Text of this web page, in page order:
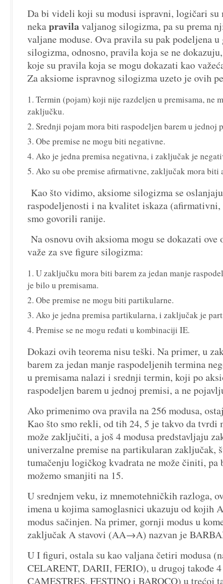
Da bi videli koji su modusi ispravni, logičari su
nekapravilavaljanog silogizma, pa su prema
valjane moduse. Ova pravila su pak podeljena
silogizma, odnosno, pravila koja se ne
koje su pravila koja se mogu dokazati kao
Za aksiome ispravnog silogizma uzeto je ovih
Termin (pojam) koji nije razdeljen u premisama, ne
zaključku.
Srednji pojam mora biti raspodeljen barem u jednoj
Obe premise ne mogu biti negativne.
Ako je jedna premisa negativna, i zaključak je
Ako su obe premise afirmativne, zaključak mora biti
Kao što vidimo, aksiome silogizma se
raspodeljenosti i na kvalitet iskaza
smo govorili ranije.
Na osnovu ovih aksioma mogu se dokazati ove
važe za sve figure silogizma:
U zaključku mora biti barem za jedan manje
je bilo u premisama.
Obe premise ne mogu biti partikularne.
Ako je jedna premisa partikularna, i zaključak je
Premise se ne mogu ređati u kombinaciji IE.
Dokazi ovih teorema nisu teški. Na primer, u
barem za jedan manje raspodeljenih termina
u premisama nalazi i srednji termin, koji po
raspodeljen barem u jednoj premisi, a ne
Ako primenimo ova pravila na 256 modusa,
Kao što smo rekli, od tih 24, 5 je takvo da tvrdi
može zaključiti, a još 4 modusa predstavljaju
univerzalne premise na partikularan zaključak,
tumačenju logičkog kvadrata ne može činiti, pa
možemo smanjiti na 15.
U srednjem veku, iz mnemotehničkih razloga,
imena u kojima samoglasnici ukazuju od kojih
modus sačinjen. Na primer, gornji modus u
zaključak A stavovi (AA→A) nazvan je
U I figuri, ostala su kao valjana četiri modusa
CELARENT, DARII, FERIO), u drugoj takođe
CAMESTRES, FESTINO i BAROCO) u trećoj